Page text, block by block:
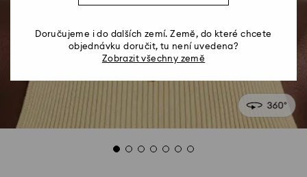
Doručujeme i do dalších zemí. Země, do které chcete
objednávku doručit, tu není uvedena?
Zobrazit všechny země